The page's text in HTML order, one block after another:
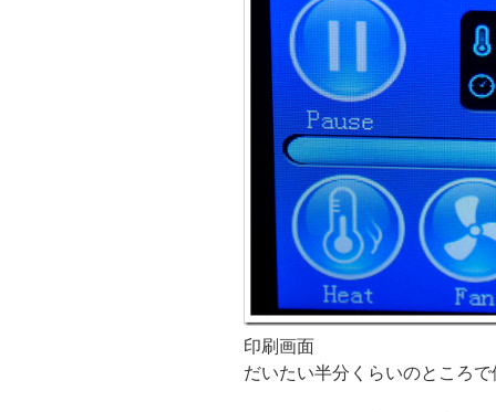
印刷画面
だいたい半分くらいのところ